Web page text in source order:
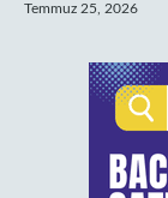
Temmuz 25, 2026